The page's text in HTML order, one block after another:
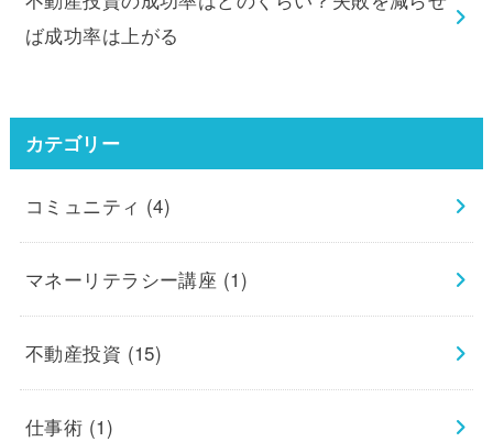
ば成功率は上がる
カテゴリー
コミュニティ (4)
マネーリテラシー講座 (1)
不動産投資 (15)
仕事術 (1)